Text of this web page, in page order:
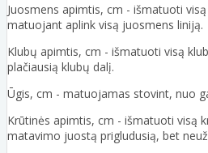
Juosmens apimtis, cm - išmatuoti
matuojant aplink visą juosmens liniją.
Klubų apimtis, cm - išmatuoti visą
plačiausią klubų dalį.
Ūgis, cm - matuojamas stovint, nuo
Krūtinės apimtis, cm - išmatuoti visą
matavimo juostą prigludusią, bet